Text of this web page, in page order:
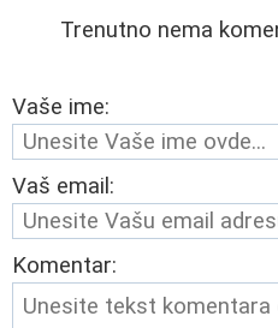
Trenutno nema
Vaše ime:
Vaš email:
Komentar: